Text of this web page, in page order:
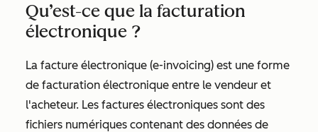
Qu’est-ce que la facturation
électronique ?
La facture électronique (e-invoicing) est une forme
de facturation électronique entre le vendeur et
l'acheteur. Les factures électroniques sont des
fichiers numériques contenant des données de